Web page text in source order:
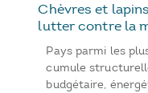
Chèvres et
lutter contre la
Pays parmi les
cumule
budgétaire,